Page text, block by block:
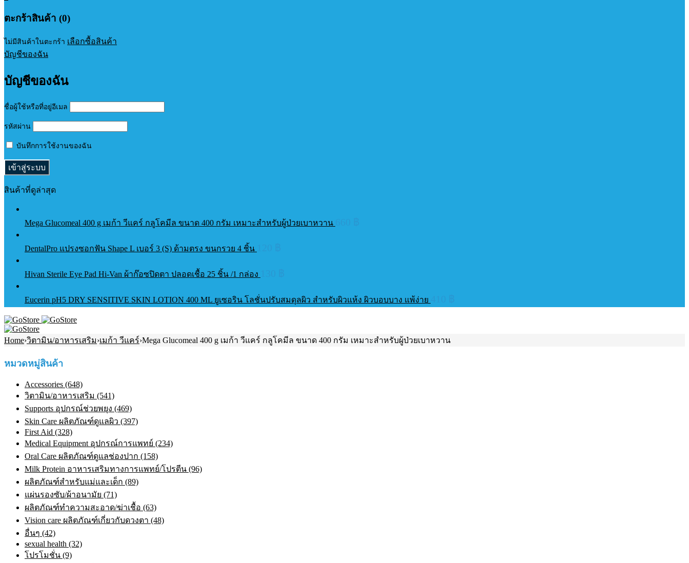
ตะกร้าสินค้า (0)
ไม่มีสินค้าในตะกร้า เลือกซื้อสินค้า
บัญชีของฉัน
บัญชีของฉัน
ชื่อผู้ใช้หรือที่อยู่อีเมล
รหัสผ่าน
บันทึกการใช้งานของฉัน
สินค้าที่ดูล่าสุด
Mega Glucomeal 400 g เมก้า วีแคร์ กลูโคมีล ขนาด 400 กรัม เหมาะสำหรับผู้ป่วยเบาหวาน
DentalPro แปรงซอกฟัน Shape L เบอร์ 3 (S) ด้ามตรง ขนกรวย 4 ชิ้น
Hivan Sterile Eye Pad Hi-Van ผ้าก๊อซปิดตา ปลอดเชื้อ 25 ชิ้น /1 กล่อง
Eucerin pH5 DRY SENSITIVE SKIN LOTION 400 ML ยูเซอริน โลชั่นปรับสมดุลผิว สำหรับผิวแห้ง ผิวบอบบาง แพ้ง่าย
Home›วิตามิน/อาหารเสริม›เมก้า วีแคร์›Mega Glucomeal 400 g เมก้า วีแคร์ กลูโคมีล ขนาด 400 กรัม เหมาะสำหรับผู้ป่วยเบาหวาน
หมวดหมู่สินค้า
Accessories (648)
วิตามิน/อาหารเสริม (541)
Supports อุปกรณ์ช่วยพยุง (469)
Skin Care ผลิตภัณฑ์ดูแลผิว (397)
First Aid (328)
Medical Equipment อุปกรณ์การแพทย์ (234)
Oral Care ผลิตภัณฑ์ดูแลช่องปาก (158)
Milk Protein อาหารเสริมทางการแพทย์/โปรตีน (96)
ผลิตภัณฑ์สำหรับแม่และเด็ก (89)
แผ่นรองซับ/ผ้าอนามัย (71)
ผลิตภัณฑ์ทําความสะอาด/ฆ่าเชื้อ (63)
Vision care ผลิตภัณฑ์เกี่ยวกับดวงตา (48)
อื่นๆ (42)
sexual health (32)
โปรโมชั่น (9)